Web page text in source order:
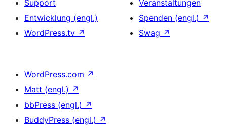
Support
Entwicklung (engl.)
WordPress.tv ↗
Veranstaltungen
Spenden (engl.) ↗
Swag ↗
WordPress.com ↗
Matt (engl.) ↗
bbPress (engl.) ↗
BuddyPress (engl.) ↗